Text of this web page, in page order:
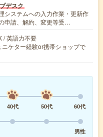
デスク
システムへの入力作業・更新作
申請、解約、変更等受…
/ 英語力不要
ケター経験or携帯ショップで
40代 50代
60代
男性